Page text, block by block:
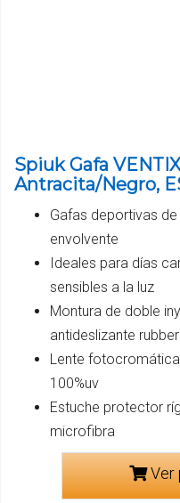
Spiuk Gafa
Antracita/Negro,
Gafas deportivas
envolvente
Ideales para días
sensibles a la luz
Montura de doble
antideslizante
Lente
100%uv
Estuche protector
microfibra
Ver